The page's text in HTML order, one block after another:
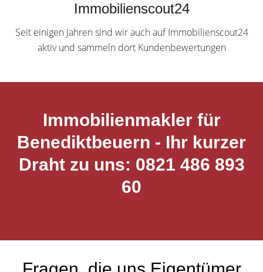
Immobilienscout24
Seit einigen Jahren sind wir auch auf Immobilienscout24
aktiv und sammeln dort Kundenbewertungen
Immobilienmakler für
Benediktbeuern - Ihr kurzer
Draht zu uns: 0821 486 893
60